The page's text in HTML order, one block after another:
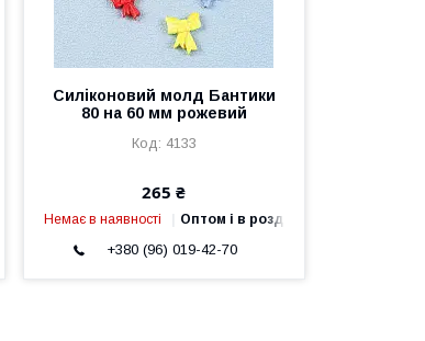
Силіконовий молд Бантики
80 на 60 мм рожевий
4133
265 ₴
Немає в наявності Оптом і в роздріб
+380 (96) 019-42-70